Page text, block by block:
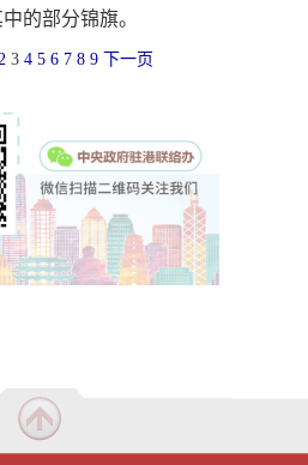
的部分锦旗。
2 3 4 5 6 7 8 9 下一页